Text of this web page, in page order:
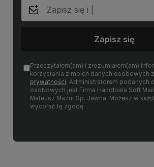
Zapisz się
Przeczytałem(am) i zrozumiałem(am)
korzystania z moich danych osobowych
prywatności. Administratorem podanych
osobowych jest Firma Handlowa Soft
Mateusz Mazur Sp. Jawna. Możesz w
wycofać tę zgodę.